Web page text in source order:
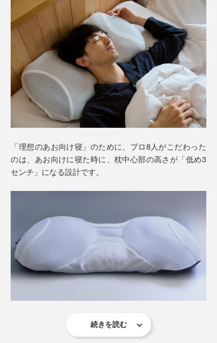
にくくなって、ますます、体がこわばりやすくな
る……。
『PRO-8（プロハチ）枕』を試してください。
タ分析や設計、縫製、素材といった、各分野に精通する
専門家8人を集めてつくりあげた、究極の枕です。
「理想のあお向け寝」のために、プロ8人がこだわった
のは、あお向けに寝た時に、枕中心部の高さが「低め3
センチ」になる設計です。
最近の枕は、寝返りをしても、アタマが枕から落ちな
続きを読む